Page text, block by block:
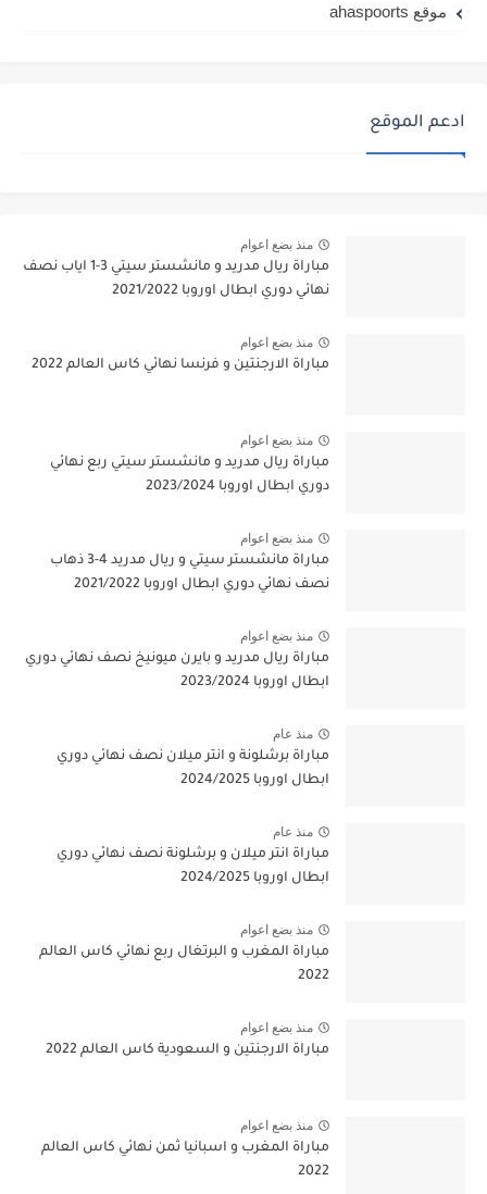
موقع ahaspoorts
ادعم الموقع
منذ بضع اعوام
مباراة ريال مدريد و مانشستر سيتي 3-1 اياب نصف
نهائي دوري ابطال اوروبا 2021/2022
منذ بضع اعوام
مباراة الارجنتين و فرنسا نهائي كاس العالم 2022
منذ بضع اعوام
مباراة ريال مدريد و مانشستر سيتي ربع نهائي
دوري ابطال اوروبا 2023/2024
منذ بضع اعوام
مباراة مانشستر سيتي و ريال مدريد 4-3 ذهاب
نصف نهائي دوري ابطال اوروبا 2021/2022
منذ بضع اعوام
مباراة ريال مدريد و بايرن ميونيخ نصف نهائي دوري
ابطال اوروبا 2023/2024
منذ عام
مباراة برشلونة و انتر ميلان نصف نهائي دوري
ابطال اوروبا 2024/2025
منذ عام
مباراة انتر ميلان و برشلونة نصف نهائي دوري
ابطال اوروبا 2024/2025
منذ بضع اعوام
مباراة المغرب و البرتغال ربع نهائي كاس العالم
2022
منذ بضع اعوام
مباراة الارجنتين و السعودية كاس العالم 2022
منذ بضع اعوام
مباراة المغرب و اسبانيا ثمن نهائي كاس العالم
2022